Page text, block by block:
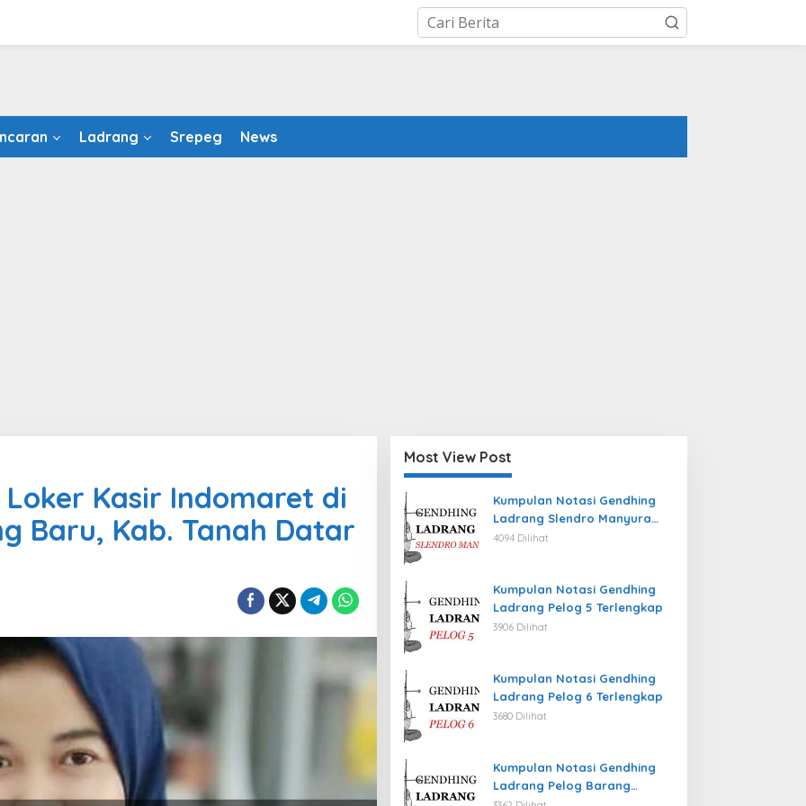
Ladrang Srepeg News
Kasir Indomaret di
Baru, Kab. Tanah Datar
Most View Post
Kumpulan Notasi Gendhing
Ladrang Slendro Manyura
Terlengkap
4094 Dilihat
Kumpulan Notasi Gendhing
Ladrang Pelog 5 Terlengkap
3906 Dilihat
Kumpulan Notasi Gendhing
Ladrang Pelog 6 Terlengkap
3680 Dilihat
Kumpulan Notasi Gendhing
Ladrang Pelog Barang